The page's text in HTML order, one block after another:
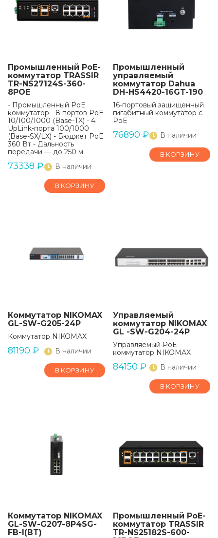
Промышленный РоЕ-
коммутатор TRASSIR
TR-NS27124S-360-
8POE
- Промышленный PoE
коммутатор - 8 портов PoE
10/100/1000 (Base-TX) - 4
UpLink-порта 100/1000
(Base-SX/LX) - Бюджет PoE
360 Вт - Дальность
передачи — до 250 м
73338 ₽ В наличии
В КОРЗИНУ
Промышленный
управляемый
коммутатор Dahua
DH-HS4420-16GT-190
16-портовый защищенный
гигабитный коммутатор с
PoE
76890 ₽ В наличии
В КОРЗИНУ
Коммутатор NIKOMAX
GL-SW-G205-24P
Коммутатор NIKOMAX
81190 ₽ В наличии
В КОРЗИНУ
Управляемый
коммутатор NIKOMAX
GL -SW-G204-24P
Управляемый PoE
коммутатор NIKOMAX
84150 ₽ В наличии
В КОРЗИНУ
Коммутатор NIKOMAX
GL-SW-G207-8P4SG-
FB-I(BT)
Промышленный РоЕ-
коммутатор TRASSIR
TR-NS25182S-600-